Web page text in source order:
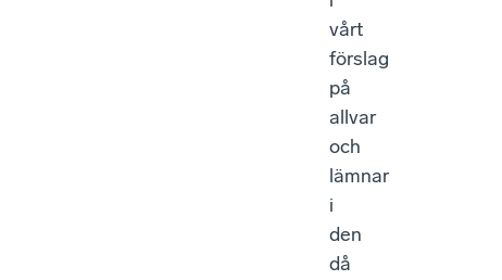
vårt
förslag
på
allvar
och
lämnar
i
den
då